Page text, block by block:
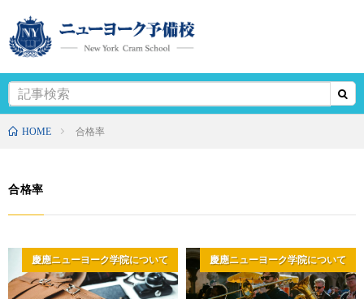
HOME 合格率
合格率
慶應ニューヨーク学院について 慶應ニューヨーク学院について